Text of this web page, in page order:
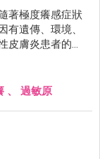
著極度癢感症狀
有遺傳、環境、
皮膚炎患者的皮
中的蛋白質）
膚的表皮障蔽功
生，讓過敏原易
、 過敏原